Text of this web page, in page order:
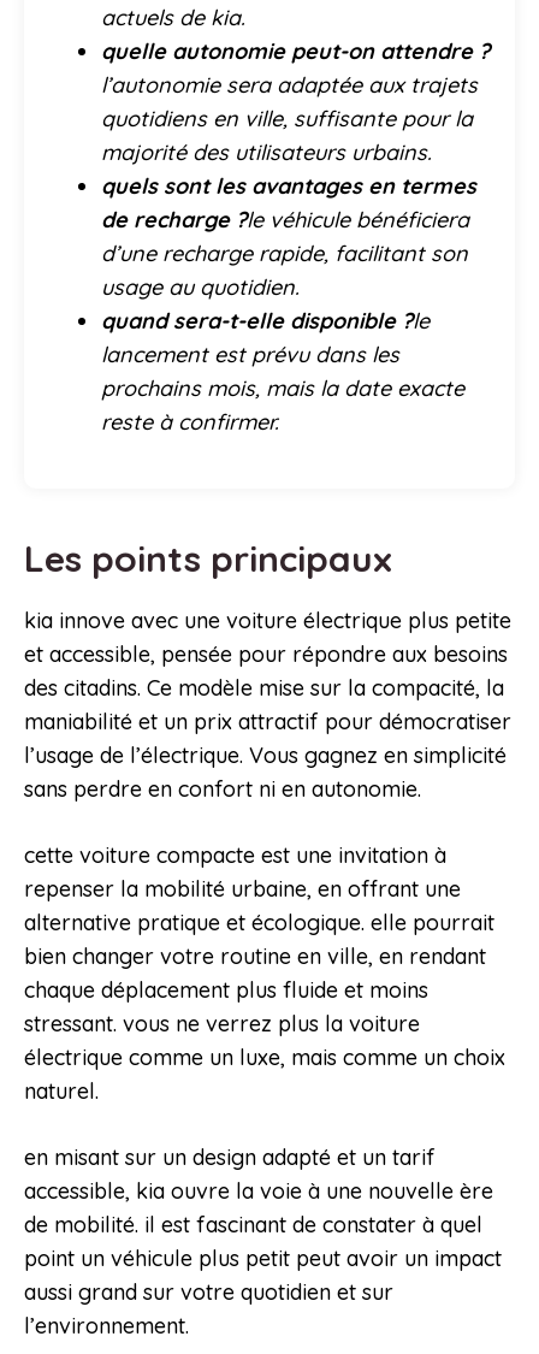
actuels de kia.
quelle autonomie peut-on attendre ?
l’autonomie sera adaptée aux trajets
quotidiens en ville, suffisante pour la
majorité des utilisateurs urbains.
quels sont les avantages en termes
de recharge ?le véhicule bénéficiera
d’une recharge rapide, facilitant son
usage au quotidien.
quand sera-t-elle disponible ?le
lancement est prévu dans les
prochains mois, mais la date exacte
reste à confirmer.
Les points principaux
kia innove avec une voiture électrique plus petite
et accessible, pensée pour répondre aux besoins
des citadins. Ce modèle mise sur la compacité, la
maniabilité et un prix attractif pour démocratiser
l’usage de l’électrique. Vous gagnez en simplicité
sans perdre en confort ni en autonomie.
cette voiture compacte est une invitation à
repenser la mobilité urbaine, en offrant une
alternative pratique et écologique. elle pourrait
bien changer votre routine en ville, en rendant
chaque déplacement plus fluide et moins
stressant. vous ne verrez plus la voiture
électrique comme un luxe, mais comme un choix
naturel.
en misant sur un design adapté et un tarif
accessible, kia ouvre la voie à une nouvelle ère
de mobilité. il est fascinant de constater à quel
point un véhicule plus petit peut avoir un impact
aussi grand sur votre quotidien et sur
l’environnement.